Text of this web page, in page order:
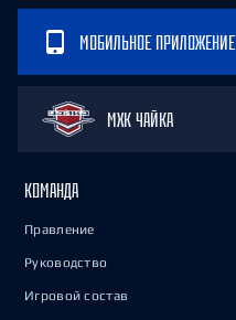
МОБИЛЬНОЕ ПРИЛОЖЕНИЕ
МХК ЧАЙКА
КОМАНДА
Правление
Руководство
Игровой состав